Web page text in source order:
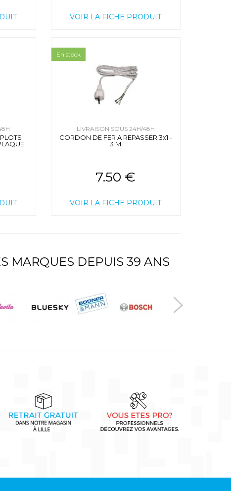
VOIR LA FICHE PRODUIT
LIVRAISON SOUS 24H/48H
CORDON DE FER A REPASSER 3x1 -
3 M
7.50 €
VOIR LA FICHE PRODUIT
En stock
MARQUES DEPUIS 39 ANS